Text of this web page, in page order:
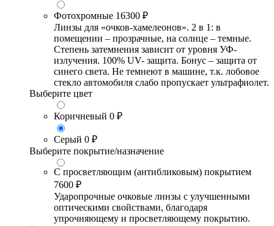
Фотохромные 16300 ₽
Линзы для «очков-хамелеонов». 2 в 1: в
помещении – прозрачные, на солнце – темные.
Степень затемнения зависит от уровня УФ-
излучения. 100% UV- защита. Бонус – защита от
синего света. Не темнеют в машине, т.к. лобовое
стекло автомобиля слабо пропускает ультрафиолет.
Выберите цвет
Коричневый 0 ₽
Серый 0 ₽
Выберите покрытие/назначение
С просветляющим (антибликовым) покрытием
7600 ₽
Ударопрочные очковые линзы с улучшенными
оптическими свойствами, благодаря
упрочняющему и просветляющему покрытию.